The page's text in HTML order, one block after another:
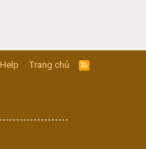
Help Trang chủ
R
S